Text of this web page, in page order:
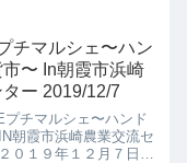
メーションセンター）
チマルシェ〜ハン
市〜 In朝霞市浜崎
ー 2019/12/7
チマルシェ〜ハンド
朝霞市浜崎農業交流セ
０１９年１２月７日